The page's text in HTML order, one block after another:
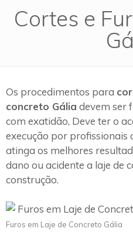
Cortes e
Os procedimentos para
concreto Gália devem ser
com exatidão, Deve ter o
execução por profissionais
atinga os melhores
dano ou acidente a laje de
construção.
Furos em Laje de Concreto Gália